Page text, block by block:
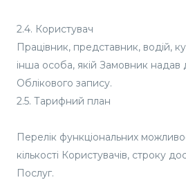
2.4. Користувач
Працівник, представник, водій,
інша особа, якій Замовник надав
Облікового запису.
2.5. Тарифний план
Перелік функціональних
кількості Користувачів, строку
Послуг.